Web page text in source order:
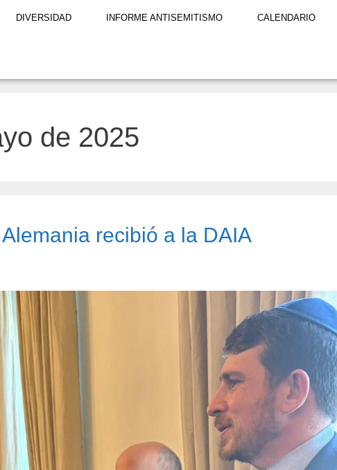
DIVERSIDAD INFORME ANTISEMITISMO CALENDARIO
de 2025
recibió a la DAIA